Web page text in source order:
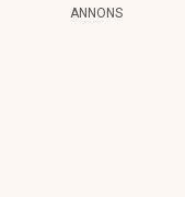
ANNONS